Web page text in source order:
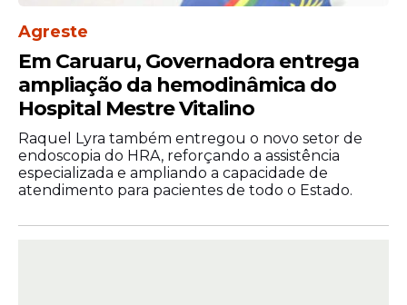
Agreste
Em Caruaru, Governadora entrega
ampliação da hemodinâmica do
Hospital Mestre Vitalino
Raquel Lyra também entregou o novo setor de
endoscopia do HRA, reforçando a assistência
especializada e ampliando a capacidade de
atendimento para pacientes de todo o Estado.